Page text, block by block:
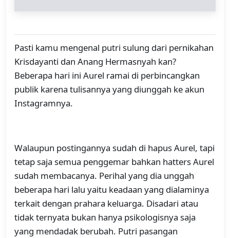
Pasti kamu mengenal putri sulung dari pernikahan
Krisdayanti dan Anang Hermasnyah kan?
Beberapa hari ini Aurel ramai di perbincangkan
publik karena tulisannya yang diunggah ke akun
Instagramnya.
Walaupun postingannya sudah di hapus Aurel, tapi
tetap saja semua penggemar bahkan hatters Aurel
sudah membacanya. Perihal yang dia unggah
beberapa hari lalu yaitu keadaan yang dialaminya
terkait dengan prahara keluarga. Disadari atau
tidak ternyata bukan hanya psikologisnya saja
yang mendadak berubah. Putri pasangan